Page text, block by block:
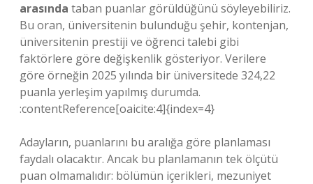
arasında taban puanlar görüldüğünü söyleyebiliriz.
Bu oran, üniversitenin bulunduğu şehir, kontenjan,
üniversitenin prestiji ve öğrenci talebi gibi
faktörlere göre değişkenlik gösteriyor. Verilere
göre örneğin 2025 yılında bir üniversitede 324,22
puanla yerleşim yapılmış durumda.
:contentReference[oaicite:4]{index=4}
Adayların, puanlarını bu aralığa göre planlaması
faydalı olacaktır. Ancak bu planlamanın tek ölçütü
puan olmamalıdır: bölümün içerikleri, mezuniyet